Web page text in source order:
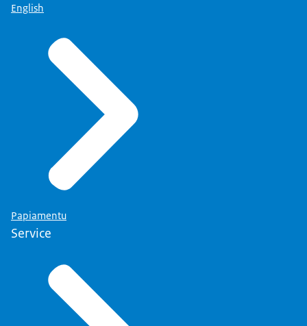
English
Papiamentu
Service